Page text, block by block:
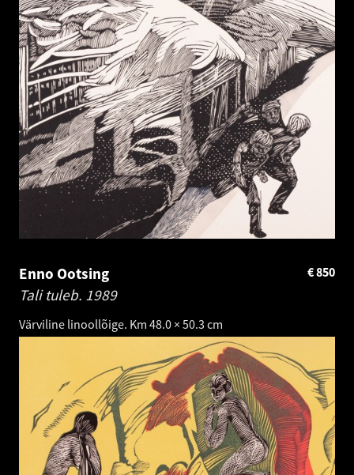
Enno Ootsing
Tali tuleb. 1989
Värviline linoollõige. Km 48.0 × 50.3 cm
850
€